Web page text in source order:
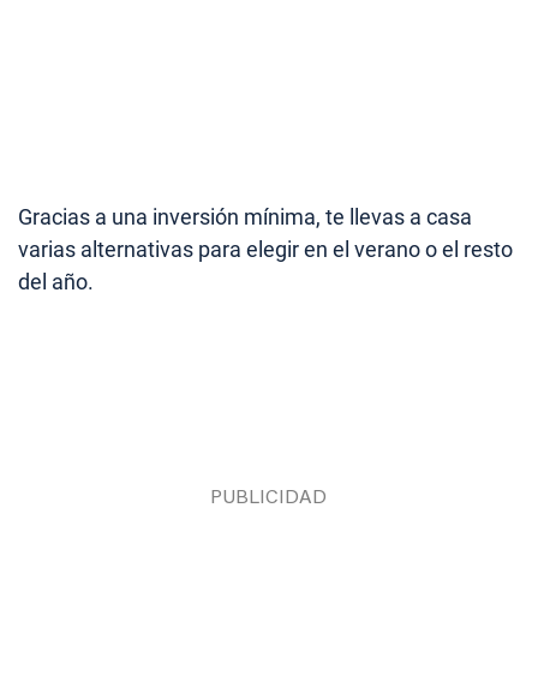
Gracias a una inversión mínima, te llevas a casa
varias alternativas para elegir en el verano o el resto
del año.